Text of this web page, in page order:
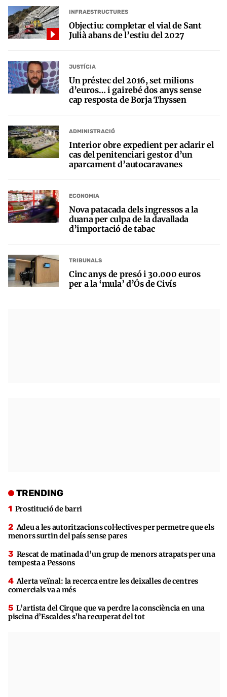
INFRAESTRUCTURES
Objectiu: completar el vial de Sant
Julià abans de l’estiu del 2027
JUSTÍCIA
Un préstec del 2016, set milions
d’euros… i gairebé dos anys sense
cap resposta de Borja Thyssen
ADMINISTRACIÓ
Interior obre expedient per aclarir el
cas del penitenciari gestor d’un
aparcament d’autocaravanes
ECONOMIA
Nova patacada dels ingressos a la
duana per culpa de la davallada
d’importació de tabac
TRIBUNALS
Cinc anys de presó i 30.000 euros
per a la ‘mula’ d’Ós de Civís
TRENDING
Prostitució de barri
Adeu a les autoritzacions col·lectives per permetre que els
menors surtin del país sense pares
Rescat de matinada d’un grup de menors atrapats per una
tempesta a Pessons
Alerta veïnal: la recerca entre les deixalles de centres
comercials va a més
L’artista del Cirque que va perdre la consciència en una
piscina d’Escaldes s’ha recuperat del tot